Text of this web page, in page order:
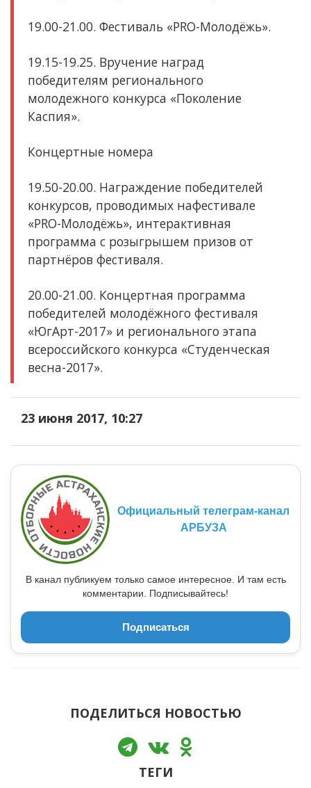
19.00-21.00. Фестиваль «PRO-Молодёжь».
19.15-19.25. Вручение наград
победителям регионального
молодежного конкурса «Поколение
Каспия».
Концертные номера
19.50-20.00. Награждение победителей
конкурсов, проводимых нафестивале
«PRO-Молодёжь», интерактивная
программа с розыгрышем призов от
партнёров фестиваля.
20.00-21.00. Концертная программа
победителей молодёжного фестиваля
«ЮгАрт-2017» и регионального этапа
всероссийского конкурса «Студенческая
весна-2017».
23 июня 2017, 10:27
Официальный телеграм-канал
АРБУЗА
В канал публикуем только самое интересное. И там есть
комментарии. Подписывайтесь!
Подписаться
ПОДЕЛИТЬСЯ НОВОСТЬЮ
ТЕГИ